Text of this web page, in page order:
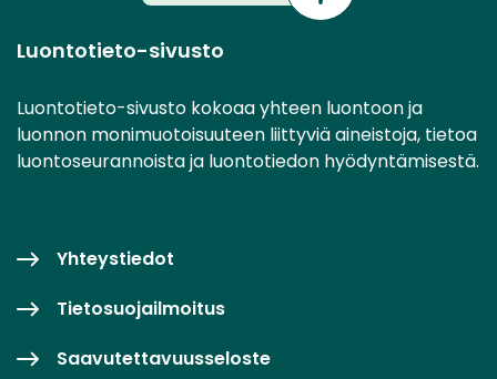
Luontotieto-sivusto
Luontotieto-sivusto kokoaa yhteen luontoon ja
luonnon monimuotoisuuteen liittyviä aineistoja, tietoa
luontoseurannoista ja luontotiedon hyödyntämisestä.
Yhteystiedot
Tietosuojailmoitus
Saavutettavuusseloste